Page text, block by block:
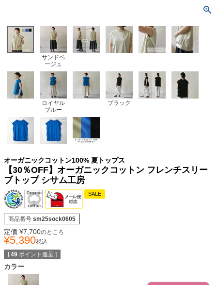
サンドベ
ージュ
ロイヤル
ブルー
ブラック
オーガニックコットン100% 夏トップス
【30％OFF】オーガニックコットン フレンチスリー
ブトップ シサム工房
SALE
商品番号 sm25sock0605
定価 ¥7,700のところ
¥5,390税込
[ 49 ポイント進呈 ]
カラー